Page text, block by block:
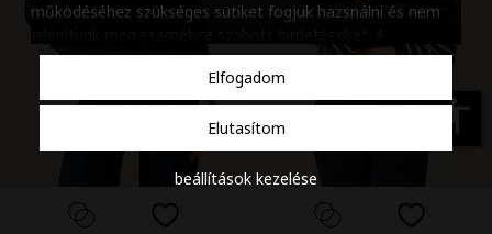
működéséhez szükséges sütiket fogjuk hazsnálni és nem
beállításaidat bármikor módosíthatod, a ""Beállítások
kezelése"" gombra kattintva. Tudj meg többet
szabályzatunkról.
Elfogadom
Elutasítom
beállítások kezelése
accessibility
Színek invertálása
Szürke
Nagy kurzor
Animációk letiltása